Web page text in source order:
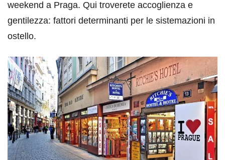
weekend a Praga. Qui troverete accoglienza e
gentilezza: fattori determinanti per le sistemazioni in
ostello.